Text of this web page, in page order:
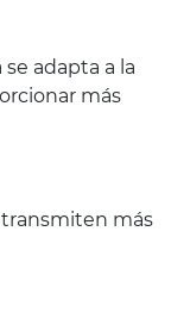
adapta a la
más
más